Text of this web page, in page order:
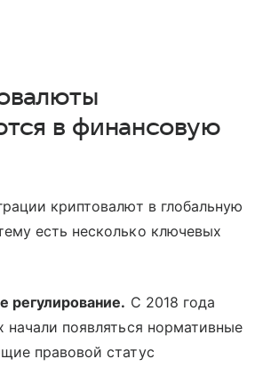
в финансовую
криптовалют в глобальную
есть несколько ключевых
регулирование. С 2018 года
начали появляться нормативные
правовой статус